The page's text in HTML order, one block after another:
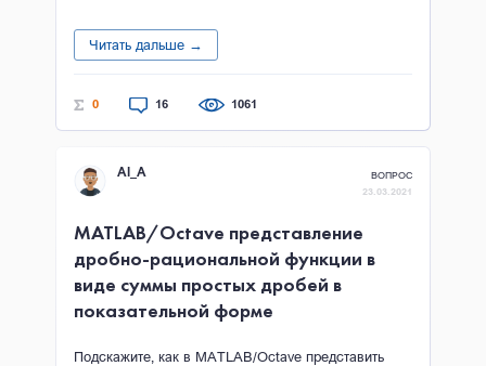
Читать дальше →
0 16 1061
ВОПРОС
23.03.2021
Al_A
MATLAB/Octave представление
дробно-рациональной функции в
виде суммы простых дробей в
показательной форме
Подскажите, как в MATLAB/Octave представить